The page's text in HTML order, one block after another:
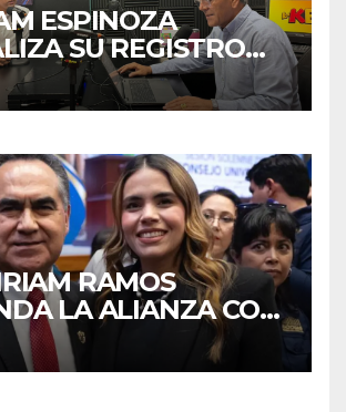
ESPINOZA
SU REGISTRO
LA
DE LA
RAMOS
LA ALIANZA CON
DE SINALOA